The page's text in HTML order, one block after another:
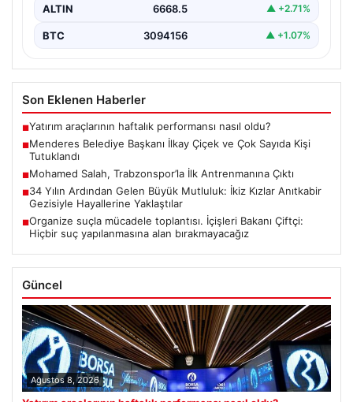
ALTIN 6668.5 ▲ +2.71%
BTC 3094156 ▲ +1.07%
Son Eklenen Haberler
■Yatırım araçlarının haftalık performansı nasıl oldu?
■Menderes Belediye Başkanı İlkay Çiçek ve Çok Sayıda Kişi
Tutuklandı
■Mohamed Salah, Trabzonspor’la İlk Antrenmanına Çıktı
■34 Yılın Ardından Gelen Büyük Mutluluk: İkiz Kızlar Anıtkabir
Gezisiyle Hayallerine Yaklaştılar
■Organize suçla mücadele toplantısı. İçişleri Bakanı Çiftçi:
Hiçbir suç yapılanmasına alan bırakmayacağız
Güncel
Ağustos 8, 2026